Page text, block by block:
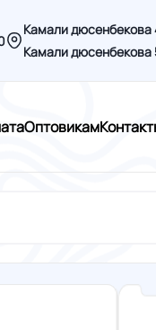
Камали дюсенбекова
Камали дюсенбекова
Оптовикам